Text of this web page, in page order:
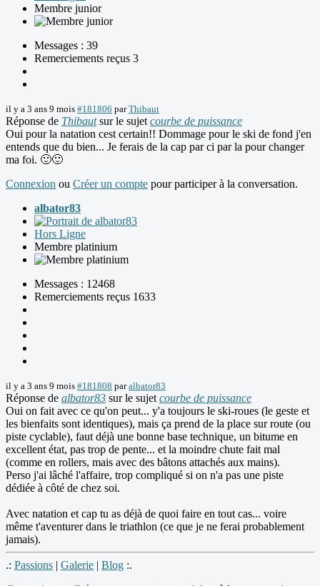
Membre junior
Messages : 39
Remerciements reçus 3
il y a 3 ans 9 mois #181806 parThibaut
Réponse de Thibautsur le sujet courbe de puissance
Oui pour la natation cest certain!! Dommage pour le ski de fond j'en
entends que du bien... Je ferais de la cap par ci par la pour changer
ma foi. 🙂🙂
Connexion ou Créer un compte pour participer à la conversation.
albator83
Hors Ligne
Membre platinium
Messages : 12468
Remerciements reçus 1633
il y a 3 ans 9 mois #181808 paralbator83
Réponse de albator83 sur le sujet courbe de puissance
Oui on fait avec ce qu'on peut... y'a toujours le ski-roues (le geste et
les bienfaits sont identiques), mais ça prend de la place sur route (ou
piste cyclable), faut déjà une bonne base technique, un bitume en
excellent état, pas trop de pente... et la moindre chute fait mal
(comme en rollers, mais avec des bâtons attachés aux mains).
Perso j'ai lâché l'affaire, trop compliqué si on n'a pas une piste
dédiée à côté de chez soi.
Avec natation et cap tu as déjà de quoi faire en tout cas... voire
même t'aventurer dans le triathlon (ce que je ne ferai probablement
jamais).
.: Passions | Galerie | Blog :.